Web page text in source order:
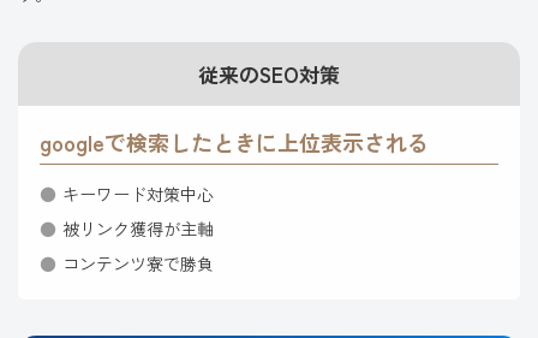
従来のSEO対策
googleで検索したときに上位表示される
キーワード対策中心
被リンク獲得が主軸
コンテンツ寮で勝負